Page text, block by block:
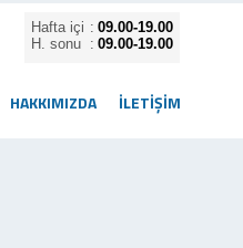
Hafta içi : 09.00-19.00
H. sonu : 09.00-19.00
HAKKIMIZDA İLETIŞIM